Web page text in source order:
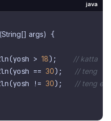
java
(String[] args) {
>
18); // katta
==
30); // teng
!=
30); // teng